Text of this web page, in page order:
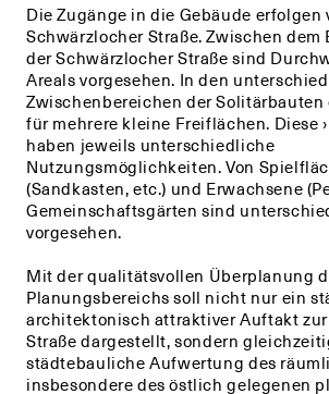
Die Zugänge in die Gebäude erfolgen
Schwärzlocher Straße. Zwischen
der Schwärzlocher Straße sind
Areals vorgesehen. In den
Zwischenbereichen der Solitärbauten
für mehrere kleine Freiflächen. Diese
haben jeweils unterschiedliche
Nutzungsmöglichkeiten. Von
(Sandkasten, etc.) und Erwachsene
Gemeinschaftsgärten sind
vorgesehen.
Mit der qualitätsvollen Überplanung
Planungsbereichs soll nicht nur ein
architektonisch attraktiver Auftakt
Straße dargestellt, sondern
städtebauliche Aufwertung des
insbesondere des östlich gelegenen
+